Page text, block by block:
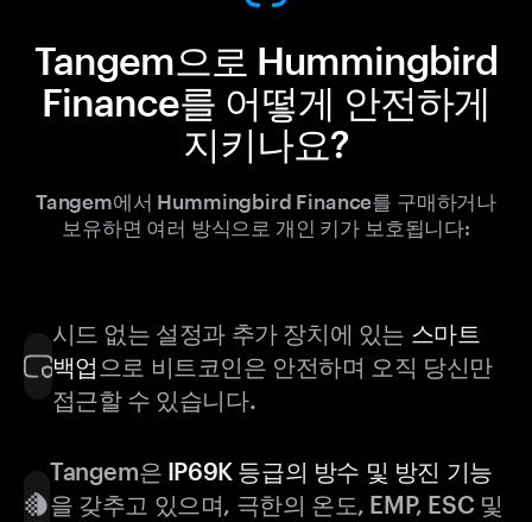
Tangem으로 Hummingbird
Finance를 어떻게 안전하게
지키나요?
Tangem에서 Hummingbird Finance를 구매하거나
보유하면 여러 방식으로 개인 키가 보호됩니다:
시드 없는 설정과 추가 장치에 있는 스마트
백업 으로 비트코인은 안전하며 오직 당신만
접근할 수 있습니다.
Tangem은 IP69K 등급의 방수 및 방진 기능
을 갖추고 있으며, 극한의 온도, EMP, ESC 및